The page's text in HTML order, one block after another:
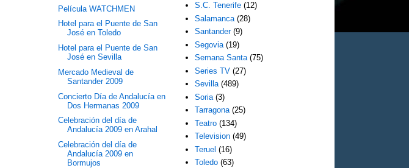
Película WATCHMEN
Hotel para el Puente de San
José en Toledo
Hotel para el Puente de San
José en Sevilla
Mercado Medieval de
Santander 2009
Concierto Día de Andalucía en
Dos Hermanas 2009
Celebración del día de
Andalucía 2009 en Arahal
Celebración del día de
Andalucía 2009 en
Bormujos
S.C. Tenerife (12)
Salamanca (28)
Santander (9)
Segovia (19)
Semana Santa (75)
Series TV (27)
Sevilla (489)
Soria (3)
Tarragona (25)
Teatro (134)
Television (49)
Teruel (16)
Toledo (63)